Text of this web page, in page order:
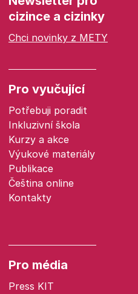
cizince a cizinky
Chci novinky z METY
Pro vyučující
Potřebuji poradit
Inkluzivní škola
Kurzy a akce
Výukové materiály
Publikace
Čeština online
Kontakty
Pro média
Press KIT